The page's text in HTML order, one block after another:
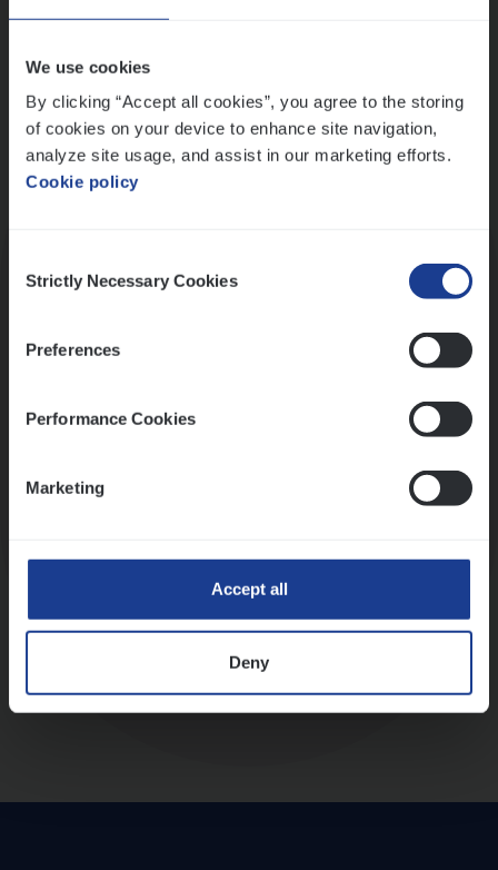
We use cookies
By clicking “Accept all cookies”, you agree to the storing
of cookies on your device to enhance site navigation,
analyze site usage, and assist in our marketing efforts.
Cookie policy
Selection
Strictly Necessary Cookies
Preferences
Performance Cookies
Marketing
Accept all
Deny